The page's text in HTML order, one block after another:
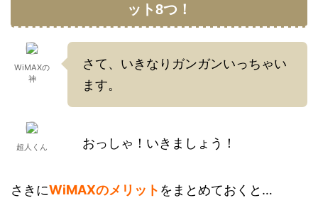
ット8つ！
WiMAXの
神
さて、いきなりガンガンいっちゃい
ます。
超人くん おっしゃ！いきましょう！
さきにWiMAXのメリット をまとめておくと…